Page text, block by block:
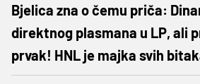
Bjelica zna o čemu priča:
direktnog plasmana u LP, ali
prvak! HNL je majka svih